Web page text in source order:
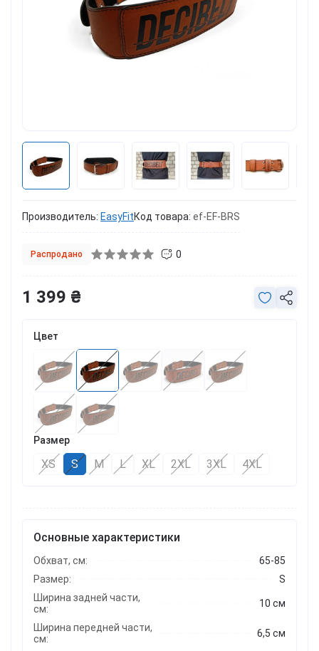
Производитель: EasyFitКод товара: ef-EF-BRS
Распродано 0
Цвет
Размер
XS S M L XL 2XL 3XL 4XL
Основные характеристики
Обхват, см:
65-85
Размер:
S
Ширина задней части,
см:
10 см
Ширина передней части,
см:
6,5 см
1 399 ₴